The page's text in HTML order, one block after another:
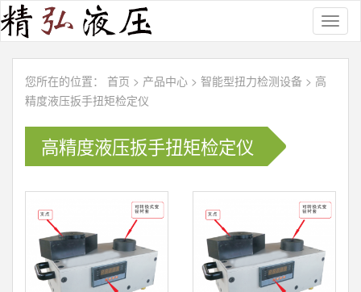
您所在的位置： 首页 > 产品中心 > 智能型扭力检测设备 > 高
精度液压扳手扭矩检定仪
高精度液压扳手扭矩检定仪